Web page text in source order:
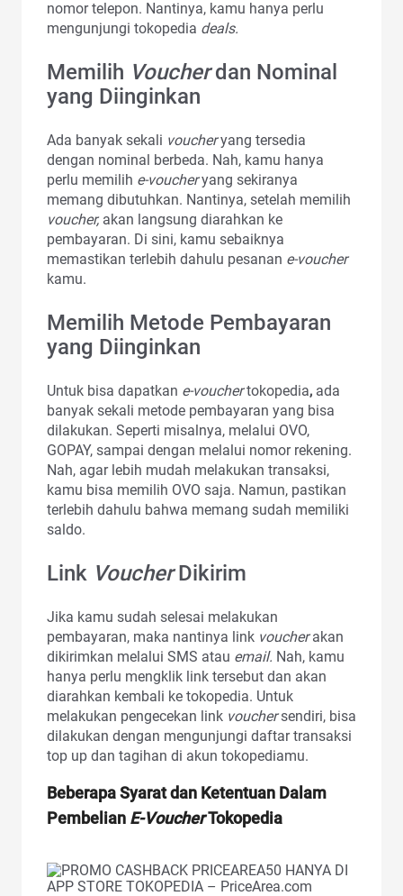
nomor telepon. Nantinya, kamu hanya perlu
mengunjungi tokopedia deals.
Memilih Voucherdan Nominal
yang Diinginkan
Ada banyak sekali voucheryang tersedia
dengan nominal berbeda. Nah, kamu hanya
perlu memilih e-voucheryang sekiranya
memang dibutuhkan. Nantinya, setelah memilih
voucher, akan langsung diarahkan ke
pembayaran. Di sini, kamu sebaiknya
memastikan terlebih dahulu pesanan e-voucher
kamu.
Memilih Metode Pembayaran
yang Diinginkan
Untuk bisa dapatkan e-vouchertokopedia, ada
banyak sekali metode pembayaran yang bisa
dilakukan. Seperti misalnya, melalui OVO,
GOPAY, sampai dengan melalui nomor rekening.
Nah, agar lebih mudah melakukan transaksi,
kamu bisa memilih OVO saja. Namun, pastikan
terlebih dahulu bahwa memang sudah memiliki
saldo.
Link VoucherDikirim
Jika kamu sudah selesai melakukan
pembayaran, maka nantinya link voucherakan
dikirimkan melalui SMS atau email. Nah, kamu
hanya perlu mengklik link tersebut dan akan
diarahkan kembali ke tokopedia. Untuk
melakukan pengecekan link vouchersendiri, bisa
dilakukan dengan mengunjungi daftar transaksi
top up dan tagihan di akun tokopediamu.
Beberapa Syarat dan Ketentuan Dalam
Pembelian E-VoucherTokopedia